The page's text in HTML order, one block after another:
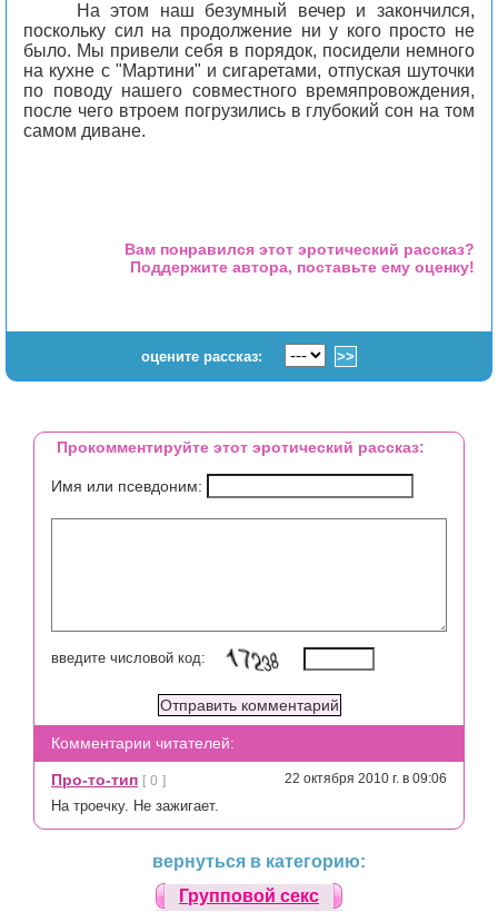
На этом наш безумный вечер и закончился,
поскольку сил на продолжение ни у кого просто не
было. Мы привели себя в порядок, посидели немного
на кухне с "Мартини" и сигаретами, отпуская шуточки
по поводу нашего совместного времяпровождения,
после чего втроем погрузились в глубокий сон на том
самом диване.
Вам понравился этот эротический рассказ?
Поддержите автора, поставьте ему оценку!
оцените рассказ:
Прокомментируйте этот эротический рассказ:
Имя или псевдоним:
введите числовой код:
Комментарии читателей:
Про-то-тип [ 0 ] 22 октября 2010 г. в 09:06
На троечку. Не зажигает.
вернуться в категорию:
Групповой секс